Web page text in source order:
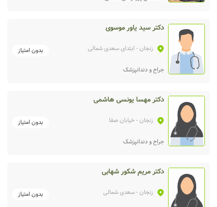
دکتر سید یاور موسوی
زنجان- ابتدای سعدی شمالی بدون امتیاز
جراح و دندانپزشک
دکتر مهسا یونسی هاشمی
زنجان- خیابان صفا بدون امتیاز
جراح و دندانپزشک
دکتر مریم شکور شهابی
زنجان- سعدی شمالی بدون امتیاز